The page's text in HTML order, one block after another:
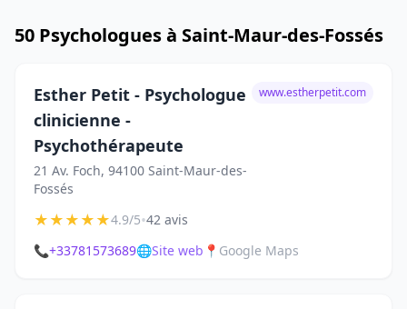
50 Psychologues à Saint-Maur-des-Fossés
Esther Petit - Psychologue
clinicienne -
Psychothérapeute
21 Av. Foch, 94100 Saint-Maur-des-
Fossés
www.estherpetit.com
★★★★★4.9/5•42 avis
📞+33781573689🌐Site web 📍 Google Maps